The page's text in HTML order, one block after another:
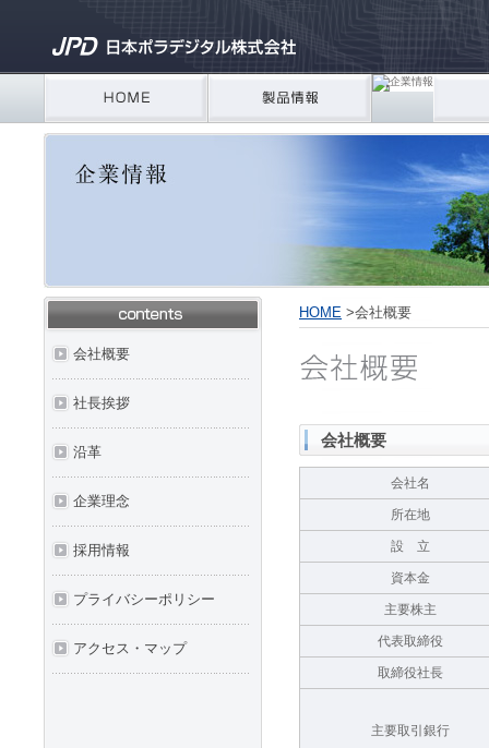
会社概要
社長挨拶
沿革
企業理念
採用情報
プライバシーポリシー
アクセス・マップ
HOME >会社概要
会社概要
会社名
所在地
設 立
資本金
主要株主
代表取締役
取締役社長
主要取引銀行